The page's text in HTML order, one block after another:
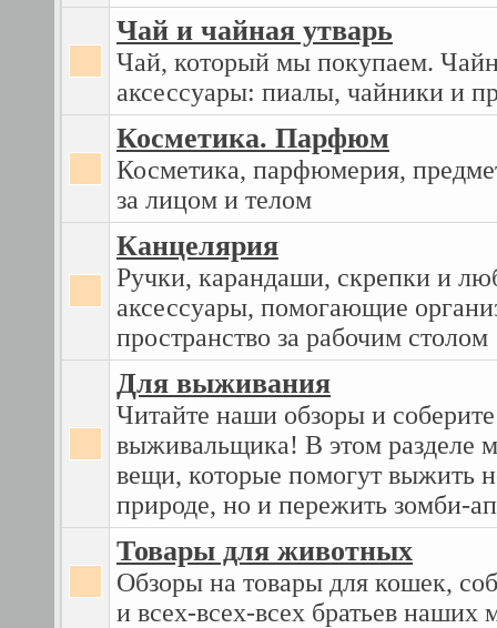
Чай и чайная утварь
Чай, который мы покупаем.
аксессуары: пиалы, чайники и
Косметика. Парфюм
Косметика, парфюмерия,
за лицом и телом
Канцелярия
Ручки, карандаши, скрепки и
аксессуары, помогающие
пространство за рабочим столом
Для выживания
Читайте наши обзоры и
выживальщика! В этом разделе
вещи, которые помогут выжить
природе, но и пережить зомби-
Товары для животных
Обзоры на товары для кошек,
и всех-всех-всех братьев наших